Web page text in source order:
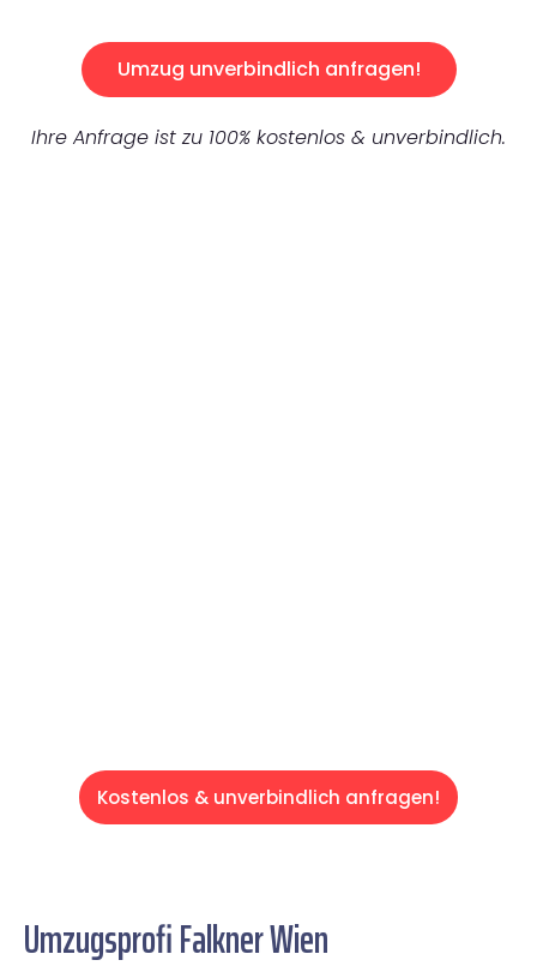
Umzug unverbindlich anfragen!
Ihre Anfrage ist zu 100% kostenlos & unverbindlich.
Kostenlos & unverbindlich anfragen!
Umzugsprofi Falkner Wien